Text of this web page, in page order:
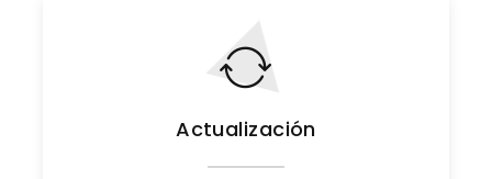
Actualización